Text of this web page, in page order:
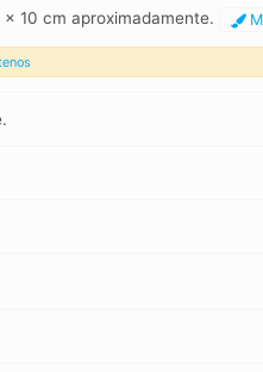
x 10 cm aproximadamente.